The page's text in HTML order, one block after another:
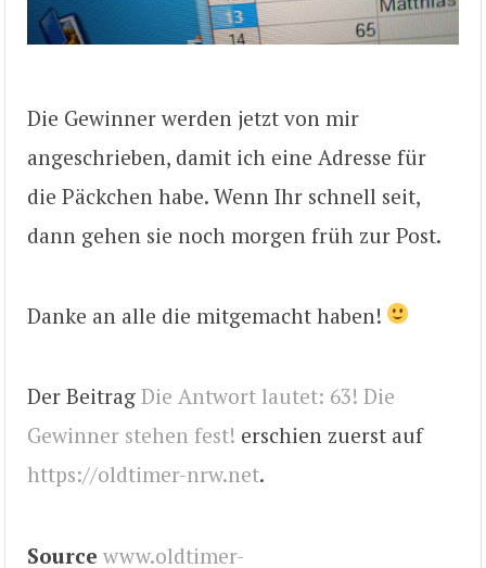
Die Gewinner werden jetzt von mir
angeschrieben, damit ich eine Adresse für
die Päckchen habe. Wenn Ihr schnell seit,
dann gehen sie noch morgen früh zur Post.
Danke an alle die mitgemacht haben!
Der Beitrag Die Antwort lautet: 63! Die
Gewinner stehen fest! erschien zuerst auf
https://oldtimer-nrw.net.
Source www.oldtimer-